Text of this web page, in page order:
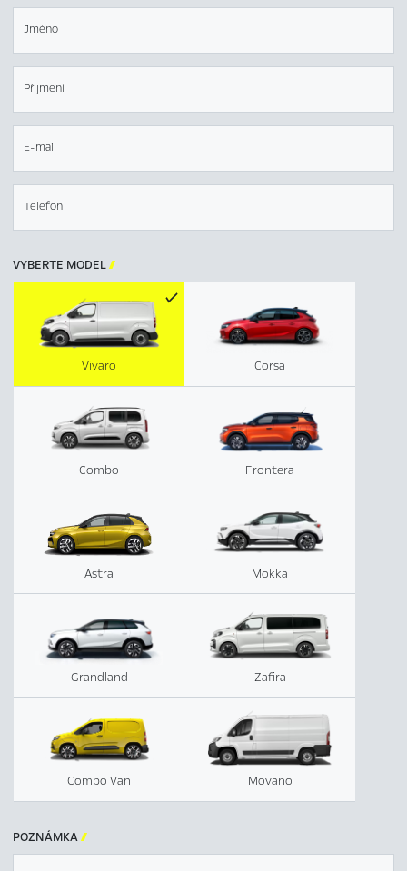
Jméno
Příjmení
E-mail
Telefon
VYBERTE MODEL
Corsa
Combo Frontera
Astra Mokka
Grandland Zafira
Combo Van
Vivaro
Movano
POZNÁMKA